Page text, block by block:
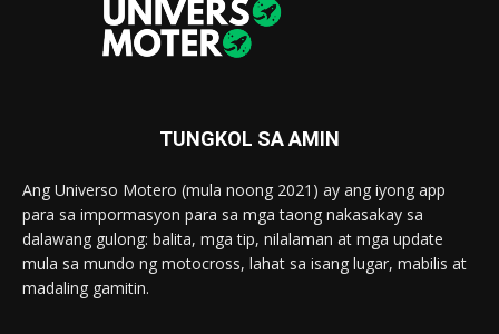
TUNGKOL SA AMIN
Ang Universo Motero (mula noong 2021) ay ang iyong app
para sa impormasyon para sa mga taong nakasakay sa
dalawang gulong: balita, mga tip, nilalaman at mga update
mula sa mundo ng motocross, lahat sa isang lugar, mabilis at
madaling gamitin.